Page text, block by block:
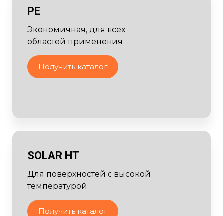
PE
Экономичная, для всех
областей применения
Получить каталог
SOLAR HT
Для поверхностей с высокой
температурой
Получить каталог